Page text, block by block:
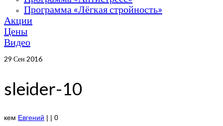
Программа «Лёгкая стройность»
Акции
Цены
Видео
29 Сен 2016
sleider-10
кем Евгений | | 0